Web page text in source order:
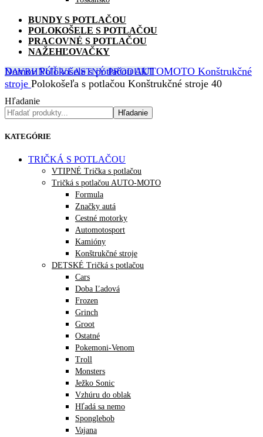
BUNDY S POTLAČOU
POLOKOŠELE S POTLAČOU
PRACOVNÉ S POTLAČOU
NAŽEHĽOVAČKY
NAVRHNÚŤ VLASTNÝ PRODUKT
DomovPolokošele s potlačouAUTOMOTO Konštrukčné
stroje Polokošeľa s potlačou Konštrukčné stroje 40
Hľadanie
Hľadanie
KATEGÓRIE
TRIČKÁ S POTLAČOU
VTIPNÉ Trička s potlačou
Tričká s potlačou AUTO-MOTO
Formula
Značky autá
Cestné motorky
Automotosport
Kamióny
Konštrukčné stroje
DETSKÉ Tričká s potlačou
Cars
Doba Ľadová
Frozen
Grinch
Groot
Ostatné
Pokemoni-Venom
Troll
Monsters
Ježko Sonic
Vzhúru do oblak
Hľadá sa nemo
Sponglebob
Vajana